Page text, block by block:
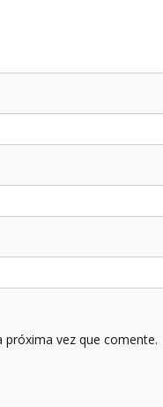
vez que comente.